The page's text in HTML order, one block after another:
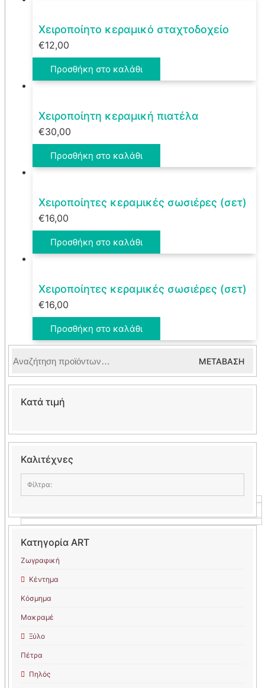
Χειροποίητο κεραμικό σταχτοδοχείο
€12,00
Προσθήκη στο καλάθι
Χειροποίητη κεραμική πιατέλα
€30,00
Προσθήκη στο καλάθι
Χειροποίητες κεραμικές σωσιέρες (σετ)
€16,00
Προσθήκη στο καλάθι
Χειροποίητες κεραμικές σωσιέρες (σετ)
€16,00
Προσθήκη στο καλάθι
για:
ΜΕΤΆΒΑΣΗ
Κατά τιμή
Καλιτέχνες
Φίλτρα:
Κατηγορία ART
Ζωγραφική
Κέντημα
Κόσμημα
Μακραμέ
Ξύλο
Πέτρα
Πηλός